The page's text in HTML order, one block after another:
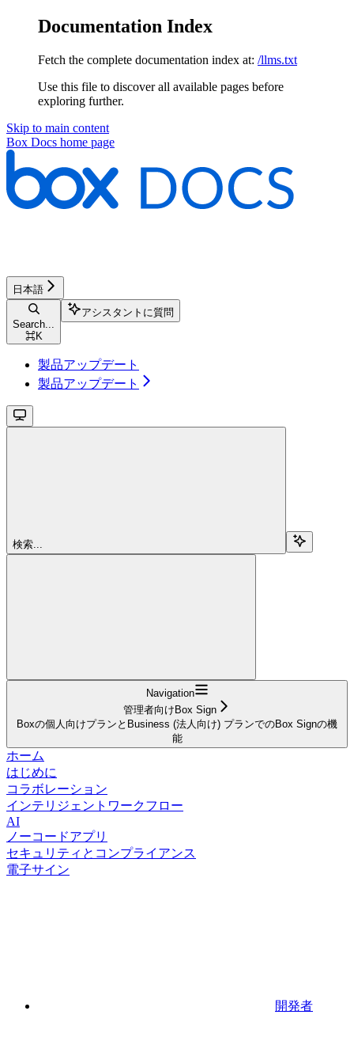
Documentation Index
Fetch the complete documentation index at: /llms.txt
Use this file to discover all available pages before
exploring further.
Skip to main content
Box Docs home page
日本語
Search...
⌘K
アシスタントに質問
製品アップデート
製品アップデート
検索...
Navigation
管理者向けBox Sign
Boxの個人向けプランとBusiness (法人向け) プランでのBox Signの機
能
ホーム
はじめに
コラボレーション
インテリジェントワークフロー
AI
ノーコードアプリ
セキュリティとコンプライアンス
電子サイン
開発者